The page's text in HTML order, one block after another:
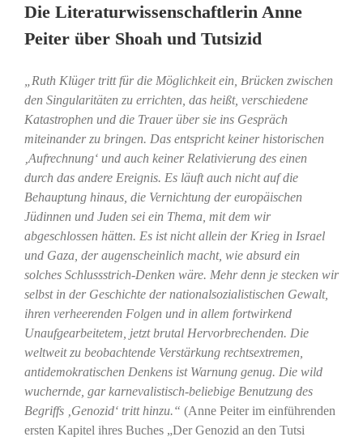
Die Literaturwissenschaftlerin Anne
Peiter über Shoah und Tutsizid
„Ruth Klüger tritt für die Möglichkeit ein, Brücken zwischen
den Singularitäten zu errichten, das heißt, verschiedene
Katastrophen und die Trauer über sie ins Gespräch
miteinander zu bringen. Das entspricht keiner historischen
‚Aufrechnung‘ und auch keiner Relativierung des einen
durch das andere Ereignis. Es läuft auch nicht auf die
Behauptung hinaus, die Vernichtung der europäischen
Jüdinnen und Juden sei ein Thema, mit dem wir
abgeschlossen hätten. Es ist nicht allein der Krieg in Israel
und Gaza, der augenscheinlich macht, wie absurd ein
solches Schlussstrich-Denken wäre. Mehr denn je stecken wir
selbst in der Geschichte der nationalsozialistischen Gewalt,
ihren verheerenden Folgen und in allem fortwirkend
Unaufgearbeitetem, jetzt brutal Hervorbrechenden. Die
weltweit zu beobachtende Verstärkung rechtsextremen,
antidemokratischen Denkens ist Warnung genug. Die wild
wuchernde, gar karnevalistisch-beliebige Benutzung des
Begriffs ‚Genozid‘ tritt hinzu.“ (Anne Peiter im einführenden
ersten Kapitel ihres Buches „Der Genozid an den Tutsi